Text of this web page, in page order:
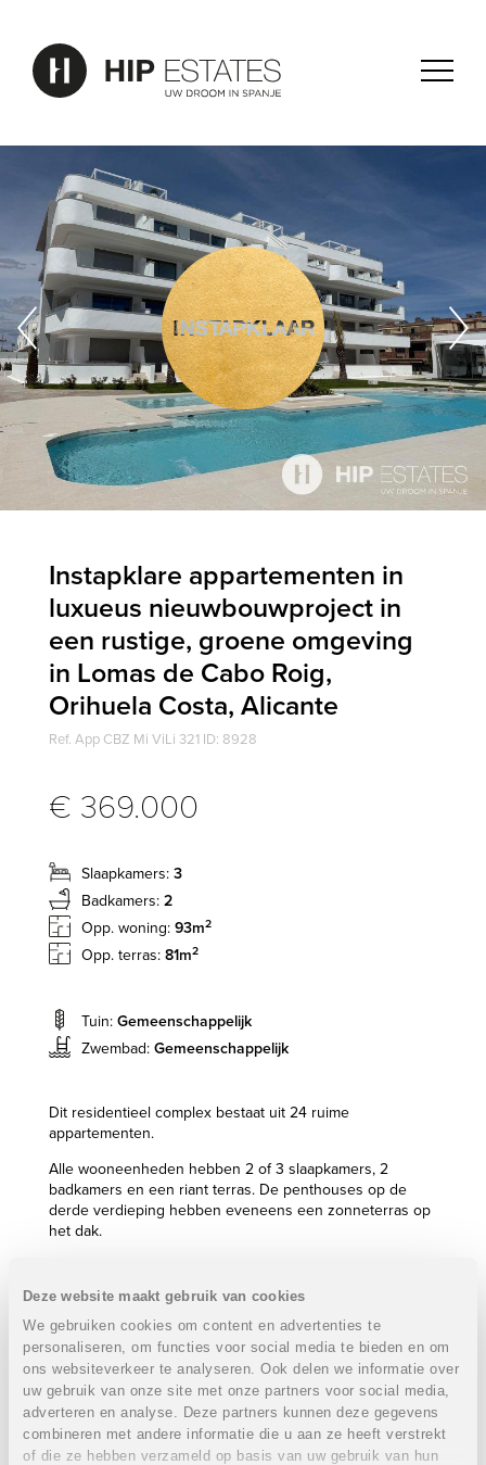
Deze website maakt gebruik van cookies
We gebruiken cookies om content en advertenties te
personaliseren, om functies voor social media te bieden en om
ons websiteverkeer te analyseren. Ook delen we informatie over
uw gebruik van onze site met onze partners voor social media,
adverteren en analyse. Deze partners kunnen deze gegevens
combineren met andere informatie die u aan ze heeft verstrekt
of die ze hebben verzameld op basis van uw gebruik van hun
Instapklare appartementen in
luxueus nieuwbouwproject in
een rustige, groene omgeving
in Lomas de Cabo Roig,
Orihuela Costa, Alicante
Ref. App CBZ Mi ViLi 321 ID: 8928
€ 369.000
Slaapkamers: 3
Badkamers: 2
Opp. woning: 93m2
Opp. terras: 81m2
Tuin: Gemeenschappelijk
Zwembad: Gemeenschappelijk
Dit residentieel complex bestaat uit 24 ruime
appartementen.
Alle wooneenheden hebben 2 of 3 slaapkamers, 2
badkamers en een riant terras. De penthouses op de
derde verdieping hebben eveneens een zonneterras op
het dak.
faciliteiten zoals een fitnessruimte, een barbecue zone
en een design zwembad met een apart kindergedeelte
en een jacuzzi.
Op wandelafstand zijn er 2 moderne winkelcentra met
niet enkel een uitgebreid aanbod aan winkels om te
shoppen maar ook verschillende bars en restaurants.
Ondanks dat u alle faciliteiten in de nabije omgeving hebt,
is dit project toch zeer rustig gelegen.